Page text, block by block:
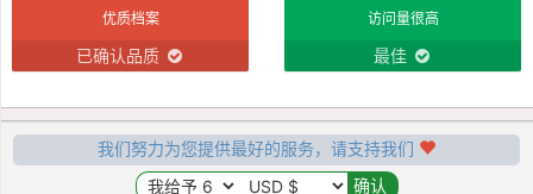
优质档案
已确认品质
访问量很高
最佳
我们努力为您提供最好的服务，请支持我们